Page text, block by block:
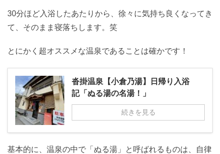
30分ほど入浴したあたりから、徐々に気持ち良くなってき
て、そのまま寝落ちします。笑
とにかく超オススメな温泉であることは確かです！
沓掛温泉【小倉乃湯】日帰り入浴
記「ぬる湯の名湯！」
続きを見る
基本的に、温泉の中で「ぬる湯」と呼ばれるものは、自律